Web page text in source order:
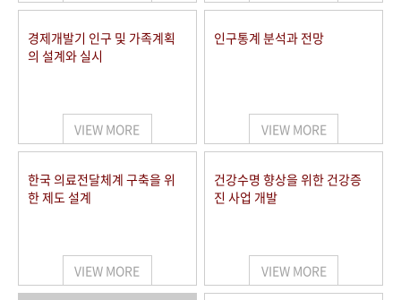
경제개발기 인구 및 가족계획
의 설계와 실시
VIEW MORE
인구통계 분석과 전망
VIEW MORE
한국 의료전달체계 구축을 위
한 제도 설계
VIEW MORE
건강수명 향상을 위한 건강증
진 사업 개발
VIEW MORE